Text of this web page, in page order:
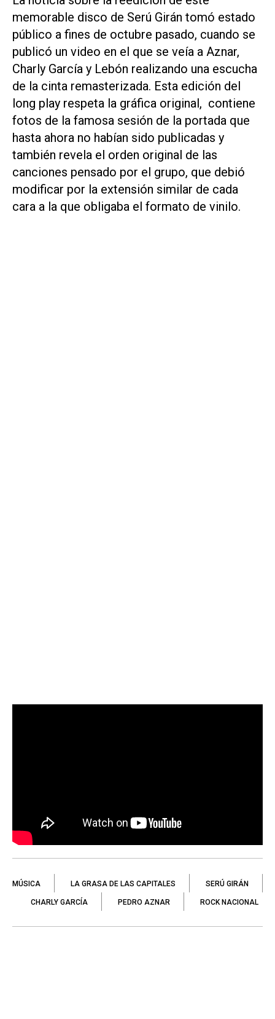
memorable disco de Serú Girán tomó estado
público a fines de octubre pasado, cuando se
publicó un video en el que se veía a Aznar,
Charly García y Lebón realizando una escucha
de la cinta remasterizada. Esta edición del
long play respeta la gráfica original, contiene
fotos de la famosa sesión de la portada que
hasta ahora no habían sido publicadas y
también revela el orden original de las
canciones pensado por el grupo, que debió
modificar por la extensión similar de cada
cara a la que obligaba el formato de vinilo.
MÚSICA LA GRASA DE LAS CAPITALES SERÚ GIRÁN
CHARLY GARCÍA PEDRO AZNAR ROCK NACIONAL